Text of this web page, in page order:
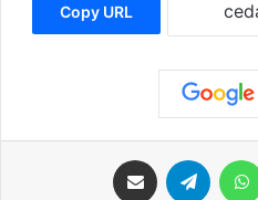
Copy URL
واتساب تيلقرام